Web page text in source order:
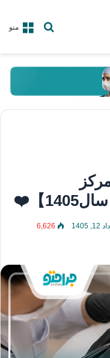
منوجستجو
مرکز
】❤️
6,626